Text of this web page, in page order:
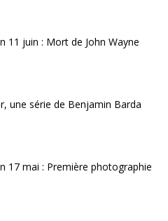
11 juin : Mort de John Wayne
une série de Benjamin Barda
17 mai : Première photographie